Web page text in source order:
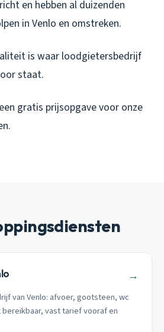
en hebben al duizenden
in Venlo en omstreken.
is waar loodgietersbedrijf
staat.
gratis prijsopgave voor onze
→
van Venlo: afvoer, gootsteen, wc
bereikbaar, vast tarief vooraf en